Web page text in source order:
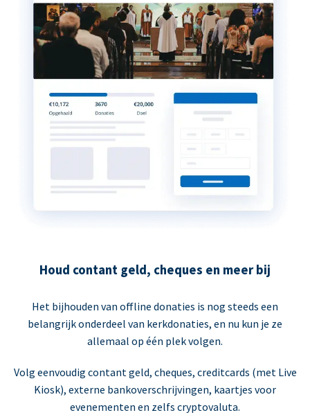
Houd contant geld, cheques en meer bij
Het bijhouden van offline donaties is nog steeds een
belangrijk onderdeel van kerkdonaties, en nu kun je ze
allemaal op één plek volgen.
Volg eenvoudig contant geld, cheques, creditcards (met Live
Kiosk), externe bankoverschrijvingen, kaartjes voor
evenementen en zelfs cryptovaluta.